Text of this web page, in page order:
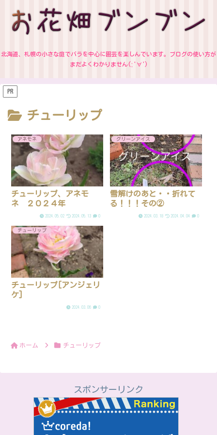
北海道、札幌の小さな庭でバラを中心に園芸を楽しんでいます。ブログの使い方が
まだよくわかりません(;'∀')
PR
チューリップ
アネモネ
チューリップ、アネモ
ネ ２０２４年
2024.05.02 2024.05.13
グリーンアイス
雪解けのあと・・折れて
る！！！その②
2024.03.18 2024.04.04
チューリップ
チューリップ[アンジェリ
ケ]
2024.03.06
ホーム チューリップ
スポンサーリンク